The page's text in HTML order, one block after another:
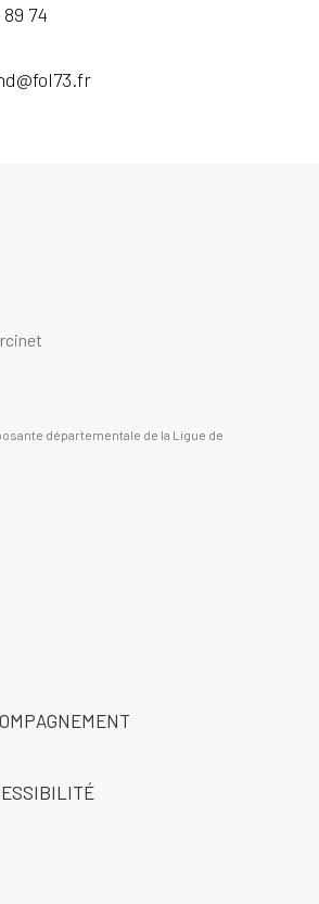
89 74
départementale de la Ligue de